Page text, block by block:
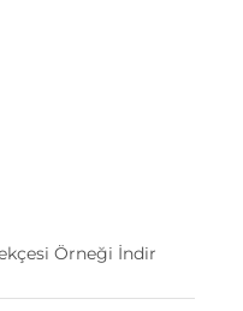
Örneği İndir